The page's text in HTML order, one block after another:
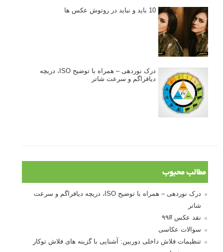
10 باید و نباید در روتوش عکس ها
درک نوردهی – همراه با توضیح ISO، دریچه
دیافراگم و سرعت شاتر
مطالب محبوب
درک نوردهی – همراه با توضیح ISO، دریچه دیافراگم و سرعت
شاتر
نقد عکس #۹۹
سوالات عکاسی
تنظیمات فلاش داخلی دوربین: آشنایی با گزینه های فلاش توکار